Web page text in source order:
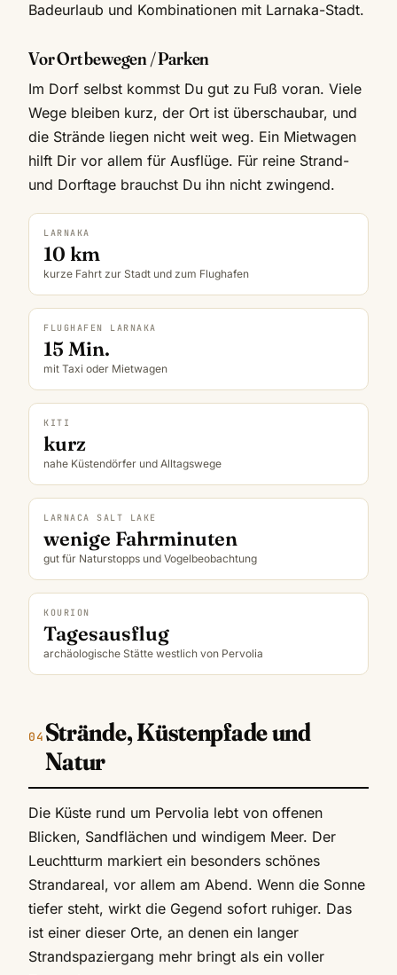
Badeurlaub und Kombinationen mit Larnaka-Stadt.
Vor Ort bewegen / Parken
Im Dorf selbst kommst Du gut zu Fuß voran. Viele
Wege bleiben kurz, der Ort ist überschaubar, und
die Strände liegen nicht weit weg. Ein Mietwagen
hilft Dir vor allem für Ausflüge. Für reine Strand-
und Dorftage brauchst Du ihn nicht zwingend.
LARNAKA
10 km
kurze Fahrt zur Stadt und zum Flughafen
FLUGHAFEN LARNAKA
15 Min.
mit Taxi oder Mietwagen
KITI
kurz
nahe Küstendörfer und Alltagswege
LARNACA SALT LAKE
wenige Fahrminuten
gut für Naturstopps und Vogelbeobachtung
KOURION
Tagesausflug
archäologische Stätte westlich von Pervolia
Strände, Küstenpfade und
Natur
Die Küste rund um Pervolia lebt von offenen
Blicken, Sandflächen und windigem Meer. Der
Leuchtturm markiert ein besonders schönes
Strandareal, vor allem am Abend. Wenn die Sonne
tiefer steht, wirkt die Gegend sofort ruhiger. Das
ist einer dieser Orte, an denen ein langer
Strandspaziergang mehr bringt als ein voller